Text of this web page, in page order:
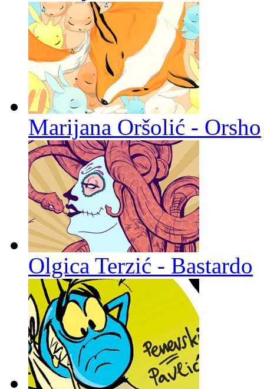
Marijana Oršolić - Orsho
Olgica Terzić - Bastardo